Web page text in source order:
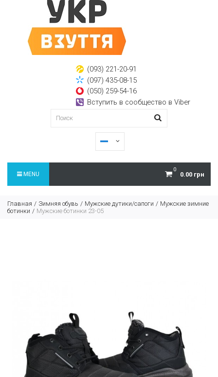
(093) 221-20-91
(097) 435-08-15
(050) 259-54-16
Вступить в сообщество в Viber
0
0.00 грн
MENU
Главная Зимняя обувь Мужские дутики/сапоги
Мужские зимние
ботинки
Мужские ботинки 23-05